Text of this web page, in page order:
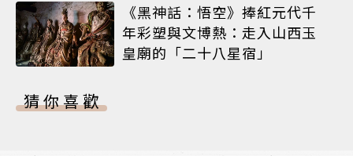
《黑神話：悟空》捧紅元代千
年彩塑與文博熱：走入山西玉
皇廟的「二十八星宿」
猜你喜歡